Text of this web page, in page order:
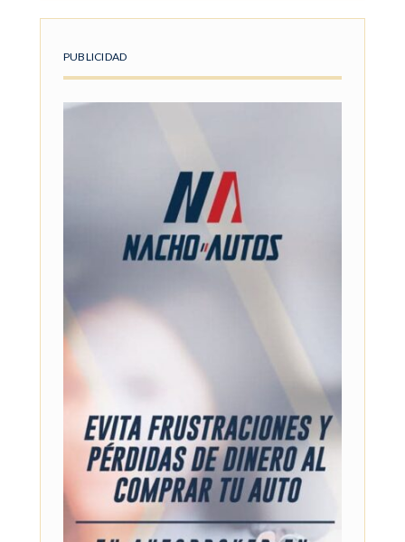
PUBLICIDAD